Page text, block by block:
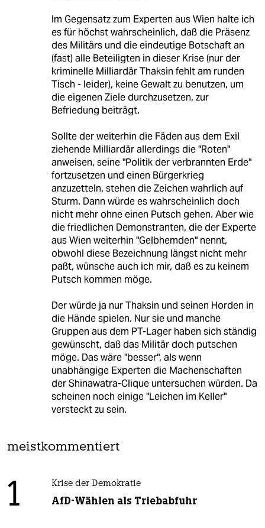
Im Gegensatz zum Experten aus Wien halte ich
es für höchst wahrscheinlich, daß die Präsenz
des Militärs und die eindeutige Botschaft an
(fast) alle Beteiligten in dieser Krise (nur der
kriminelle Milliardär Thaksin fehlt am runden
Tisch - leider), keine Gewalt zu benutzen, um
die eigenen Ziele durchzusetzen, zur
Befriedung beiträgt.
Sollte der weiterhin die Fäden aus dem Exil
ziehende Milliardär allerdings die "Roten"
anweisen, seine "Politik der verbrannten Erde"
fortzusetzen und einen Bürgerkrieg
anzuzetteln, stehen die Zeichen wahrlich auf
Sturm. Dann würde es wahrscheinlich doch
nicht mehr ohne einen Putsch gehen. Aber wie
die friedlichen Demonstranten, die der Experte
aus Wien weiterhin "Gelbhemden" nennt,
obwohl diese Bezeichnung längst nicht mehr
paßt, wünsche auch ich mir, daß es zu keinem
Putsch kommen möge.
Der würde ja nur Thaksin und seinen Horden in
die Hände spielen. Nur sie und manche
Gruppen aus dem PT-Lager haben sich ständig
gewünscht, daß das Militär doch putschen
möge. Das wäre "besser", als wenn
unabhängige Experten die Machenschaften
der Shinawatra-Clique untersuchen würden. Da
scheinen noch einige "Leichen im Keller"
versteckt zu sein.
meistkommentiert
1 Krise der Demokratie
AfD-Wählen als Triebabfuhr